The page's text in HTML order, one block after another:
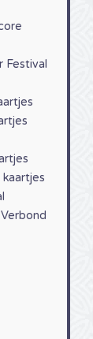
Festival
kaartjes